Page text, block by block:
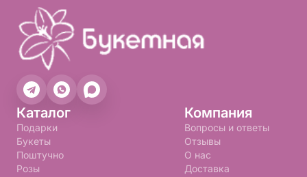
Каталог
Подарки
Букеты
Поштучно
Розы
Компания
Вопросы и ответы
Отзывы
О нас
Доставка